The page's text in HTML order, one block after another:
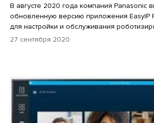
В августе 2020 года компания Panasonic
обновленную версию приложения EasyIP
для настройки и обслуживания
27 сентября 2020